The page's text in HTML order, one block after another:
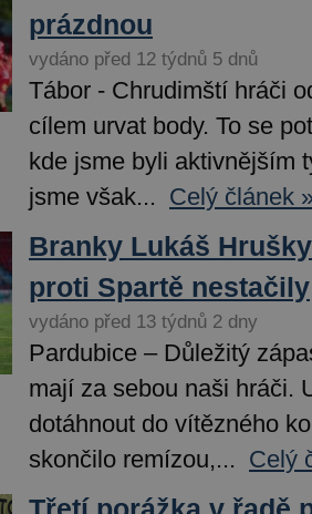
prázdnou
vydáno před 12 týdnů 5 dnů
Tábor - Chrudimští hráči
cílem urvat body. To se
kde jsme byli aktivnějším
jsme však... Celý článek
Branky Lukáš
proti Spartě nestačily
vydáno před 13 týdnů 2 dny
Pardubice – Důležitý
mají za sebou naši hráči.
dotáhnout do vítězného
skončilo remízou,... Celý